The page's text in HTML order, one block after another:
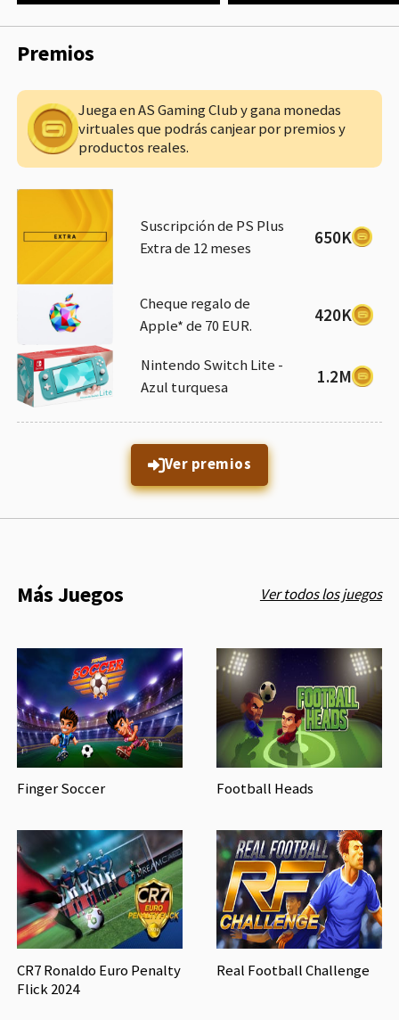
la gloria… o hacia la
Premios
Juega en AS Gaming Club y gana monedas
virtuales que podrás canjear por premios y
productos reales.
Suscripción de PS Plus
Extra de 12 meses
650K
Cheque regalo de
Apple* de 70 EUR.
420K
Nintendo Switch Lite -
Azul turquesa
1.2M
Ver premios
Más Juegos Ver todos los juegos
Finger Soccer Football Heads
CR7 Ronaldo Euro Penalty
Flick 2024
Real Football Challenge